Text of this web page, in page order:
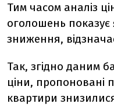
Тим часом аналіз
оголошень
зниження,
Так, згідно даним
ціни, пропоновані
квартири